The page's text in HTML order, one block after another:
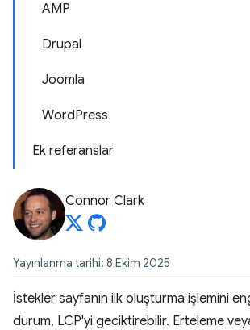
AMP
Drupal
Joomla
WordPress
Ek referanslar
Connor Clark
Yayınlanma tarihi: 8 Ekim 2025
İstekler sayfanın ilk oluşturma işlemini
durum, LCP'yi geciktirebilir. Erteleme